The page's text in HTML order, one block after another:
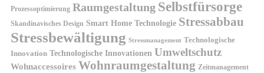
Prozessoptimierung Raumgestaltung Selbstfürsorge
Skandinavisches Design Smart Home Technologie Stressabbau
Stressbewältigung Stressmanagement Technologische
Innovation Technologische Innovationen Umweltschutz
Wohnaccessoires Wohnraumgestaltung Zeitmanagement